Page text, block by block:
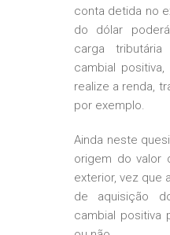
conta detida no
do dólar
carga
cambial
realize a renda,
por exemplo.
Ainda neste
origem do valor
exterior, vez que
de aquisição
cambial positiva